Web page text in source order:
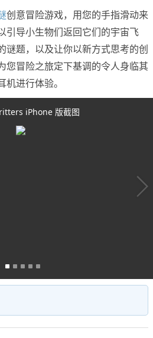
创意冒险游戏，用您的手指滑动来
引导小生物们返回它们的宇宙飞
谜题，以及让你以新方式思考的创
您冒险之旅定下基调的令人身临其
进行体验。
iPhone 版截图